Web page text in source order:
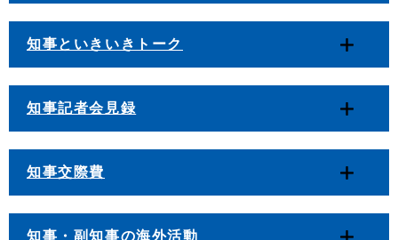
知事といきいきトーク
知事記者会見録
知事交際費
知事・副知事の海外活動